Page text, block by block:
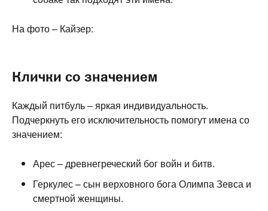
На фото – Кайзер:
Клички со значением
Каждый питбуль – яркая индивидуальность.
Подчеркнуть его исключительность помогут имена со
значением:
Арес – древнегреческий бог войн и битв.
Геркулес – сын верховного бога Олимпа Зевса и
смертной женщины.